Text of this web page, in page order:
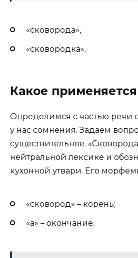
«сковорода»,
«сковородка».
Какое
Определимся с частью речи
у нас сомнения. Задаем
существительное.
нейтральной лексике и
кухонной утвари. Его
«сковород» – корень;
«а» – окончание.